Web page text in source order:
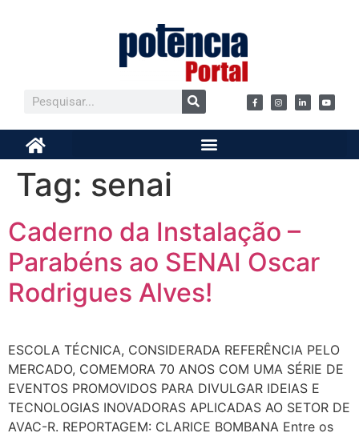
Tag: senai
Caderno da Instalação –
Parabéns ao SENAI Oscar
Rodrigues Alves!
ESCOLA TÉCNICA, CONSIDERADA REFERÊNCIA PELO
MERCADO, COMEMORA 70 ANOS COM UMA SÉRIE DE
EVENTOS PROMOVIDOS PARA DIVULGAR IDEIAS E
TECNOLOGIAS INOVADORAS APLICADAS AO SETOR DE
AVAC-R. REPORTAGEM: CLARICE BOMBANA Entre os